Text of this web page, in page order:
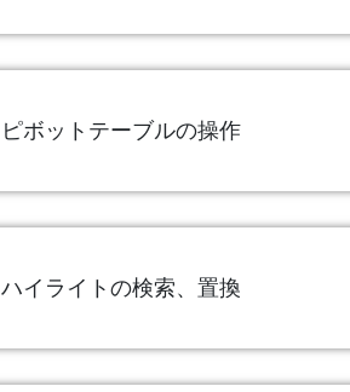
ピボットテーブルの操作
ハイライトの検索、置換